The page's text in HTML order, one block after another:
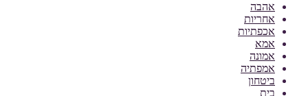
אהבה
אחריות
אכפתיות
אמא
אמונה
אמפתיה
ביטחון
בית